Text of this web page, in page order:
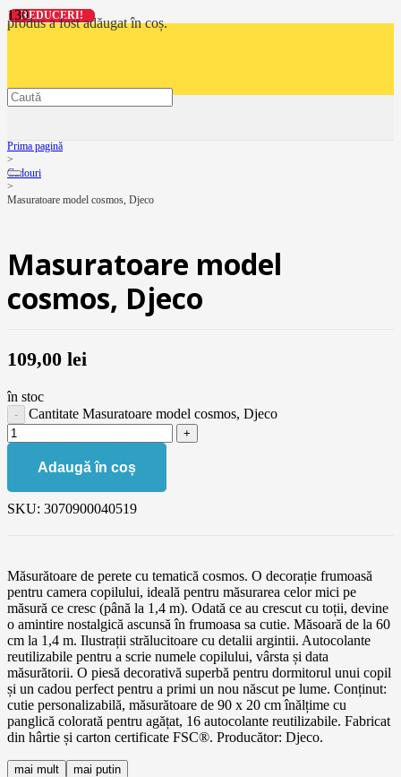
produsa fost adăugat în coș.
Prima pagină
>
Cadouri
>
Masuratoare model cosmos, Djeco
Masuratoare model
cosmos, Djeco
109,00 lei
în stoc
Cantitate Masuratoare model cosmos, Djeco
Adaugă în coș
SKU: 3070900040519
Măsurătoare de perete cu tematică cosmos. O decorație frumoasă
pentru camera copilului, ideală pentru măsurarea celor mici pe
măsură ce cresc (până la 1,4 m). Odată ce au crescut cu toții, devine
o amintire nostalgică ascunsă în frumoasa sa cutie. Măsoară de la 60
cm la 1,4 m. Ilustrații strălucitoare cu detalii argintii. Autocolante
reutilizabile pentru a scrie numele copilului, vârsta și data
măsurătorii. O piesă decorativă superbă pentru dormitorul unui copil
și un cadou perfect pentru a primi un nou născut pe lume. Conținut:
cutie personalizabilă, măsurătoare de 90 x 20 cm înălțime cu
panglică colorată pentru agățat, 16 autocolante reutilizabile. Fabricat
din hârtie și carton certificate FSC®. Producător: Djeco.
mai mult mai putin
REDUCERI!
REDUCERI!
REDUCERI!
REDUCERI!